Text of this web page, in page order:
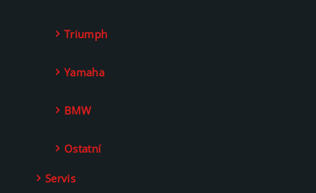
Triumph
Yamaha
BMW
Ostatní
Servis